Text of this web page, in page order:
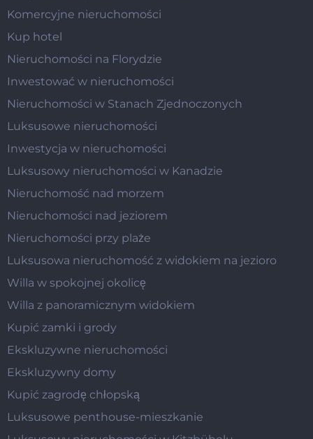
Komercyjne nieruchomości
Kup hotel
Nieruchomości na Florydzie
Inwestować w nieruchomości
Nieruchomości w Stanach Zjednoczonych
Luksusowe nieruchomości
Inwestycja w nieruchomości
Luksusowy nieruchomości w Kanadzie
Nieruchomość nad morzem
Nieruchomości nad jeziorem
Nieruchomości przy plaże
Luksusowa nieruchomość z widokiem na jezioro
Willa w spokojnej okolicę
Willa z panoramicznym widokiem
Kupić zamki i grody
Ekskluzywne nieruchomości
Ekskluzywny domy
Kupić zagrodę chłopską
Luksusowe penthouse-mieszkanie